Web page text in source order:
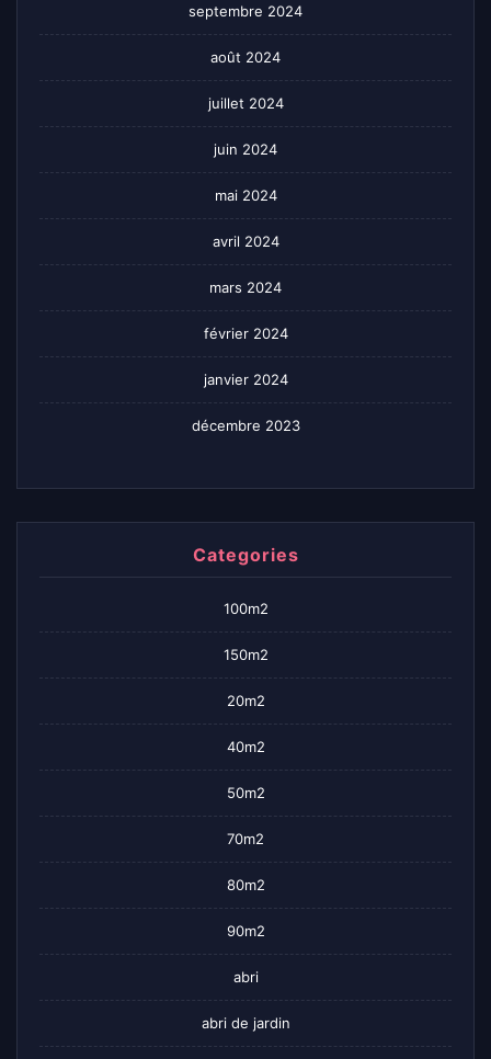
septembre 2024
août 2024
juillet 2024
juin 2024
mai 2024
avril 2024
mars 2024
février 2024
janvier 2024
décembre 2023
Categories
100m2
150m2
20m2
40m2
50m2
70m2
80m2
90m2
abri
abri de jardin